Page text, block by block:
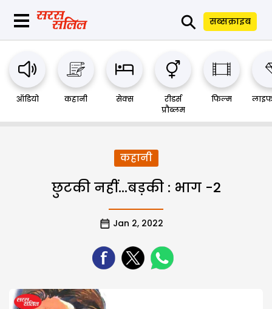
⚲ सब्सक्राइब
ऑडियो कहानी सेक्स
रीडर्स
प्रौब्लम
फिल्म
कहानी
छुटकी नहीं…बड़की : भाग -2
Jan 2, 2022